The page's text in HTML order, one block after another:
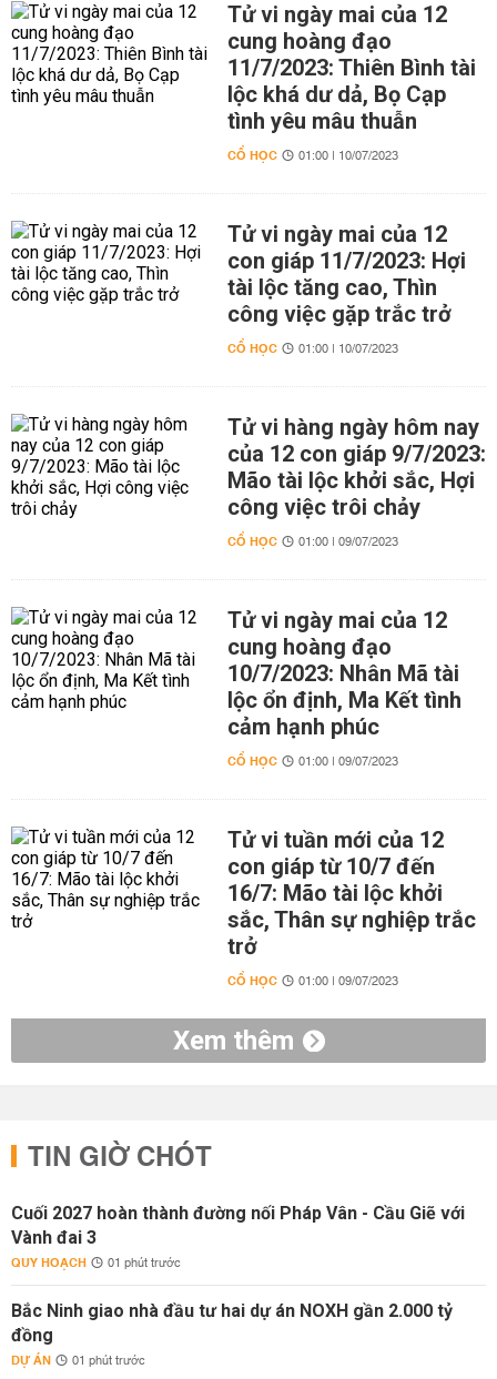
Tử vi ngày mai của 12
cung hoàng đạo
11/7/2023: Thiên Bình tài
lộc khá dư dả, Bọ Cạp
tình yêu mâu thuẫn
CỔ HỌC 01:00 | 10/07/2023
Tử vi ngày mai của 12
con giáp 11/7/2023: Hợi
tài lộc tăng cao, Thìn
công việc gặp trắc trở
CỔ HỌC 01:00 | 10/07/2023
Tử vi hàng ngày hôm nay
của 12 con giáp 9/7/2023:
Mão tài lộc khởi sắc, Hợi
công việc trôi chảy
CỔ HỌC 01:00 | 09/07/2023
Tử vi ngày mai của 12
cung hoàng đạo
10/7/2023: Nhân Mã tài
lộc ổn định, Ma Kết tình
cảm hạnh phúc
CỔ HỌC 01:00 | 09/07/2023
Tử vi tuần mới của 12
con giáp từ 10/7 đến
16/7: Mão tài lộc khởi
sắc, Thân sự nghiệp trắc
trở
CỔ HỌC 01:00 | 09/07/2023
Xem thêm
TIN GIỜ CHÓT
Cuối 2027 hoàn thành đường nối Pháp Vân - Cầu Giẽ với
Vành đai 3
QUY HOẠCH 01 phút trước
Bắc Ninh giao nhà đầu tư hai dự án NOXH gần 2.000 tỷ
đồng
DỰ ÁN 01 phút trước